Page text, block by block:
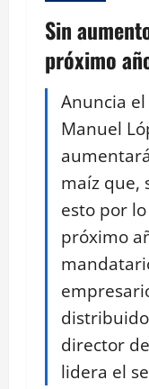
Sin
próximo
Anuncia
Manuel
maíz que,
esto por
próximo
director
lidera el